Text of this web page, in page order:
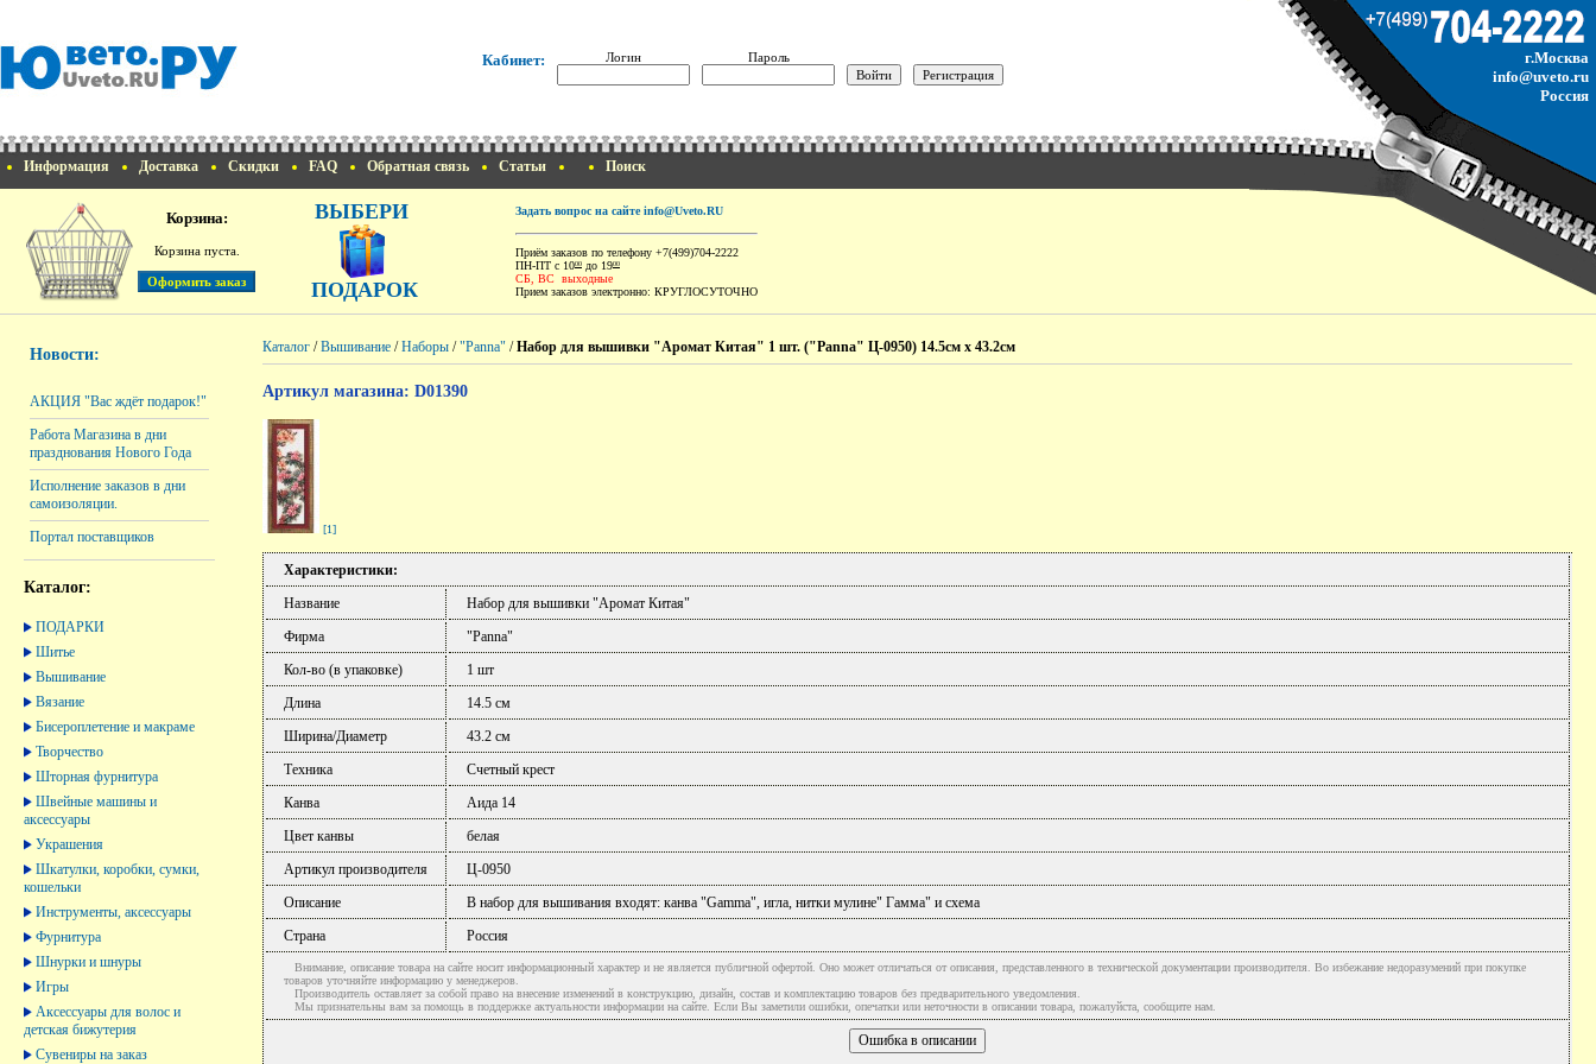
Кабинет: Логин Пароль
г.Москва
info@uveto.ru
Россия
Информация Доставка Скидки FAQ Обратная связь Статьи Поиск
Корзина:
Корзина пуста.
ВЫБЕРИ
ПОДАРОК
Задать вопрос на сайте info@Uveto.RU
Приём заказов по телефону +7(499)704-2222
ПН-ПТ с 1000 до 1900
СБ, ВС выходные
Прием заказов электронно: КРУГЛОСУТОЧНО
Новости:
АКЦИЯ "Вас ждёт подарок!"
Работа Магазина в дни
празднования Нового Года
Исполнение заказов в дни
самоизоляции.
Портал поставщиков
Каталог:
ПОДАРКИ
Шитье
Вышивание
Вязание
Бисероплетение и макраме
Творчество
Шторная фурнитура
Швейные машины и
аксессуары
Украшения
Шкатулки, коробки, сумки,
кошельки
Инструменты, аксессуары
Фурнитура
Шнурки и шнуры
Игры
Аксессуары для волос и
детская бижутерия
Сувениры на заказ
Каталог /Вышивание /Наборы /"Panna" /Набор для вышивки "Аромат Китая" 1 шт. ("Panna" Ц-0950) 14.5см х 43.2см
Артикул магазина: D01390
[1]
Характеристики:
Название
Набор для вышивки "Аромат Китая"
Фирма
"Panna"
Кол-во (в упаковке)
1 шт
Длина
14.5 см
Ширина/Диаметр
43.2 см
Техника
Счетный крест
Канва
Аида 14
Цвет канвы
белая
Артикул производителя
Ц-0950
Описание
В набор для вышивания входят: канва "Gamma", игла, нитки мулине" Гамма" и схема
Страна
Россия
Внимание, описание товара на сайте носит информационный характер и не является публичной офертой. Оно может отличаться от описания, представленного в технической документации производителя. Во избежание недоразумений при покупке
товаров уточняйте информацию у менеджеров.
Производитель оставляет за собой право на внесение изменений в конструкцию, дизайн, состав и комплектацию товаров без предварительного уведомления.
Мы признательны вам за помощь в поддержке актуальности информации на сайте. Если Вы заметили ошибки, опечатки или неточности в описании товара, пожалуйста, сообщите нам.